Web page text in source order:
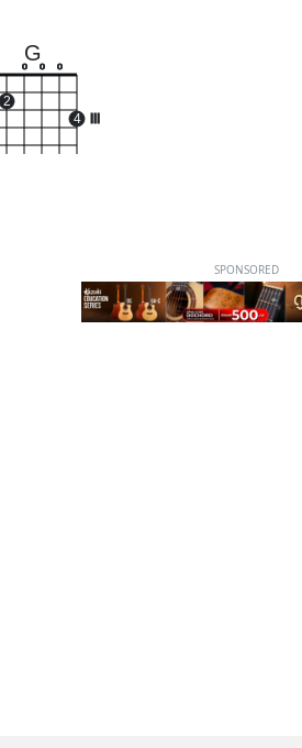
G
2
o o o
4
SPONSORED